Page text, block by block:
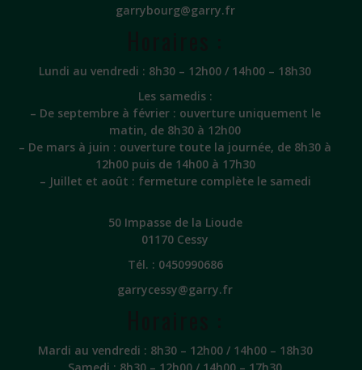
garrybourg@garry.fr
Lundi au vendredi : 8h30 – 12h00 / 14h00 – 18h30
Les samedis :
– De septembre à février : ouverture uniquement le
matin, de 8h30 à 12h00
– De mars à juin : ouverture toute la journée, de 8h30 à
12h00 puis de 14h00 à 17h30
– Juillet et août : fermeture complète le samedi
50 Impasse de la Lioude
01170 Cessy
Tél. : 0450990686
garrycessy@garry.fr
Mardi au vendredi : 8h30 – 12h00 / 14h00 – 18h30